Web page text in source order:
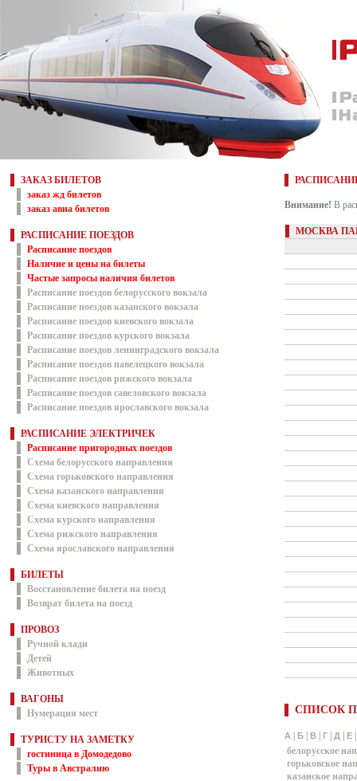
ЗАКАЗ БИЛЕТОВ
заказ жд билетов
заказ авиа билетов
РАСПИСАНИЕ ПОЕЗДОВ
Расписание поездов
Наличие и цены на билеты
Частые запросы наличия билетов
Расписание поездов белорусского вокзала
Расписание поездов казанского вокзала
Расписание поездов киевского вокзала
Расписание поездов курского вокзала
Расписание поездов ленинградского вокзала
Расписание поездов павелецкого вокзала
Расписание поездов рижского вокзала
Расписание поездов савеловского вокзала
Расписание поездов ярославского вокзала
РАСПИСАНИЕ ЭЛЕКТРИЧЕК
Расписание пригородных поездов
Схема белорусского направления
Схема горьковского направления
Схема казанского направления
Схема киевского направления
Схема курского направления
Схема рижского направления
Схема ярославского направления
БИЛЕТЫ
Восстановление билета на поезд
Возврат билета на поезд
ПРОВОЗ
Ручной клади
Детей
Животных
ВАГОНЫ
Нумерация мест
ТУРИСТУ НА ЗАМЕТКУ
гостиница в Домодедово
Туры в Австралию
Внимание! В
МОСКВА
СПИСОК
А Б В Г Д Е
белорусское
горьковское
казанское